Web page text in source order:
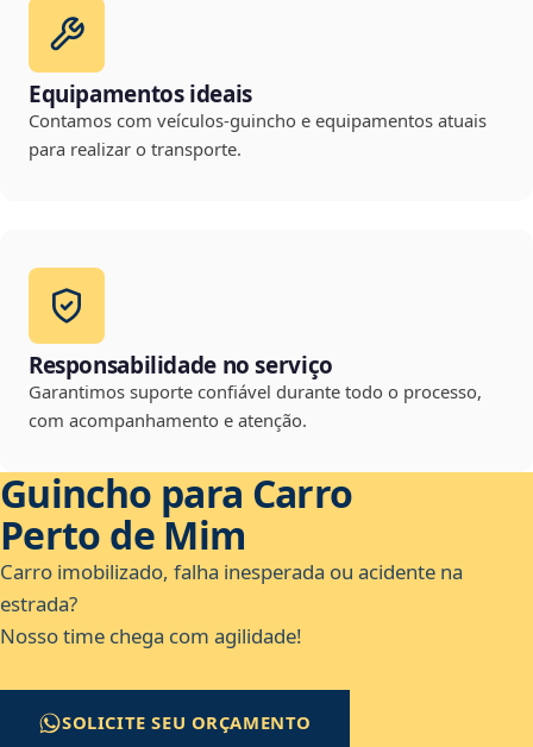
Equipamentos ideais
Contamos com veículos-guincho e equipamentos atuais
para realizar o transporte.
Responsabilidade no serviço
Garantimos suporte confiável durante todo o processo,
com acompanhamento e atenção.
Guincho para Carro
Perto de Mim
Carro imobilizado, falha inesperada ou acidente na
estrada?
Nosso time chega com agilidade!
SOLICITE SEU ORÇAMENTO